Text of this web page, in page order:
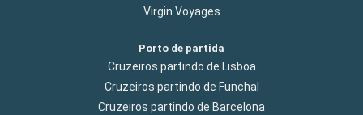
Virgin Voyages
Porto de partida
Cruzeiros partindo de Lisboa
Cruzeiros partindo de Funchal
Cruzeiros partindo de Barcelona